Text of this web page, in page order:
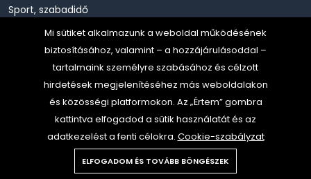
Sport, szabadidő
Szépség, Egészség, Higénia
Szerszám, Barkácsolás
Telefon, Okos eszköz, GPS
Mi sütiket alkalmazunk a weboldal működésének
biztosításához, valamint – a hozzájárulásoddal –
tartalmaink személyre szabásához és célzott
hirdetések megjelenítéséhez más weboldalakon
és közösségi platformokon. Az „Értem” gombra
kattintva elfogadod a sütik használatát és az
adatkezelést a fenti célokra. Cookie-szabályzat
ELFOGADOM ÉS TOVÁBB BÖNGÉSZEK